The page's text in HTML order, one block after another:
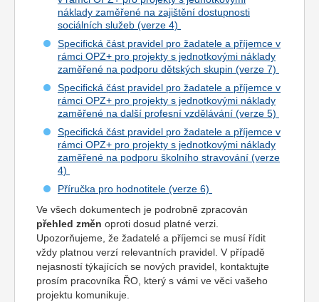
náklady zaměřené na zajištění dostupnosti
sociálních služeb (verze 4)
Specifická část pravidel pro žadatele a příjemce v
rámci OPZ+ pro projekty s jednotkovými náklady
zaměřené na podporu dětských skupin (verze 7)
Specifická část pravidel pro žadatele a příjemce v
rámci OPZ+ pro projekty s jednotkovými náklady
zaměřené na další profesní vzdělávání (verze 5)
Specifická část pravidel pro žadatele a příjemce v
rámci OPZ+ pro projekty s jednotkovými náklady
zaměřené na podporu školního stravování (verze
4)
Příručka pro hodnotitele (verze 6)
Ve všech dokumentech je podrobně zpracován
přehled změn oproti dosud platné verzi.
Upozorňujeme, že žadatelé a příjemci se musí řídit
vždy platnou verzí relevantních pravidel. V případě
nejasností týkajících se nových pravidel, kontaktujte
prosím pracovníka ŘO, který s vámi ve věci vašeho
projektu komunikuje.